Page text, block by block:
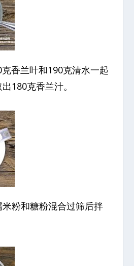
香兰叶和190克清水一起
180克香兰汁。
粉和糖粉混合过筛后拌